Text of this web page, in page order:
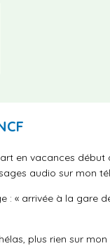
en vacances
audio sur mon
« arrivée à la gare
plus rien sur